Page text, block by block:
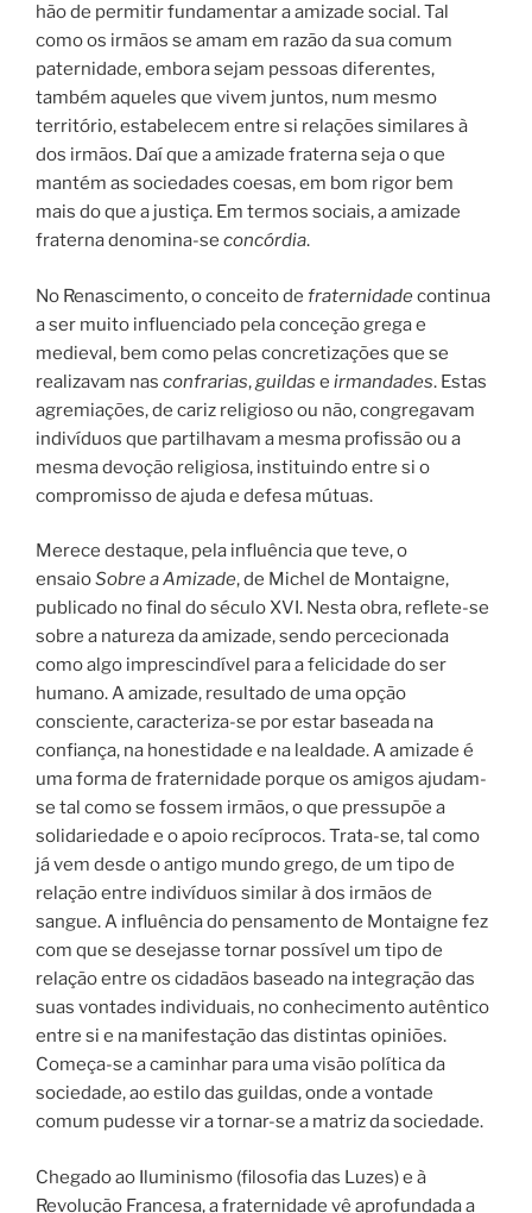
hão de permitir fundamentar a amizade social. Tal
como os irmãos se amam em razão da sua comum
paternidade, embora sejam pessoas diferentes,
também aqueles que vivem juntos, num mesmo
território, estabelecem entre si relações similares à
dos irmãos. Daí que a amizade fraterna seja o que
mantém as sociedades coesas, em bom rigor bem
mais do que a justiça. Em termos sociais, a amizade
fraterna denomina-se concórdia.
No Renascimento, o conceito de fraternidadecontinua
a ser muito influenciado pela conceção grega e
medieval, bem como pelas concretizações que se
realizavam nas confrarias,guildas e irmandades. Estas
agremiações, de cariz religioso ou não, congregavam
indivíduos que partilhavam a mesma profissão ou a
mesma devoção religiosa, instituindo entre si o
compromisso de ajuda e defesa mútuas.
Merece destaque, pela influência que teve, o
ensaioSobre a Amizade, de Michel de Montaigne,
publicado no final do século XVI. Nesta obra, reflete-se
sobre a natureza da amizade, sendo percecionada
como algo imprescindível para a felicidade do ser
humano. A amizade, resultado de uma opção
consciente, caracteriza-se por estar baseada na
confiança, na honestidade e na lealdade. A amizade é
uma forma de fraternidade porque os amigos ajudam-
se tal como se fossem irmãos, o que pressupõe a
solidariedade e o apoio recíprocos. Trata-se, tal como
já vem desde o antigo mundo grego, de um tipo de
relação entre indivíduos similar à dos irmãos de
sangue. A influência do pensamento de Montaigne fez
com que se desejasse tornar possível um tipo de
relação entre os cidadãos baseado na integração das
suas vontades individuais, no conhecimento autêntico
entre si e na manifestação das distintas opiniões.
Começa-se a caminhar para uma visão política da
sociedade, ao estilo das guildas, onde a vontade
comum pudesse vir a tornar-se a matriz da sociedade.
Chegado ao Iluminismo (filosofia das Luzes) e à
Revolução Francesa, a fraternidade vê aprofundada a